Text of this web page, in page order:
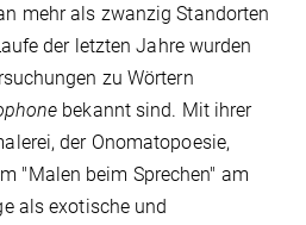
mehr als zwanzig Standorten
der letzten Jahre wurden
zu Wörtern
bekannt sind. Mit ihrer
der Onomatopoesie,
"Malen beim Sprechen" am
als exotische und